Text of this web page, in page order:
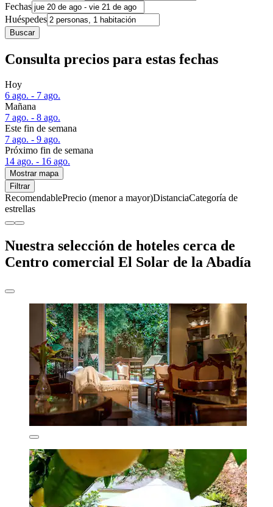
Fechas
Huéspedes
Buscar
Consulta precios para estas fechas
Hoy
6 ago. - 7 ago.
Mañana
7 ago. - 8 ago.
Este fin de semana
7 ago. - 9 ago.
Próximo fin de semana
14 ago. - 16 ago.
Mostrar mapa
Filtrar
RecomendablePrecio (menor a mayor)DistanciaCategoría de
estrellas
Nuestra selección de hoteles cerca de
Centro comercial El Solar de la Abadía